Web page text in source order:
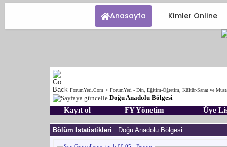
Anasayfa Kimler Online
ForumYeri.Com > ForumYeri - Din, Eğitim-Öğretim, Kültür-Sanat ve
Doğu Anadolu Bölgesi
Kayıt ol FY Yönetim Üye
Bölüm Istatistikleri : Doğu Anadolu Bölgesi